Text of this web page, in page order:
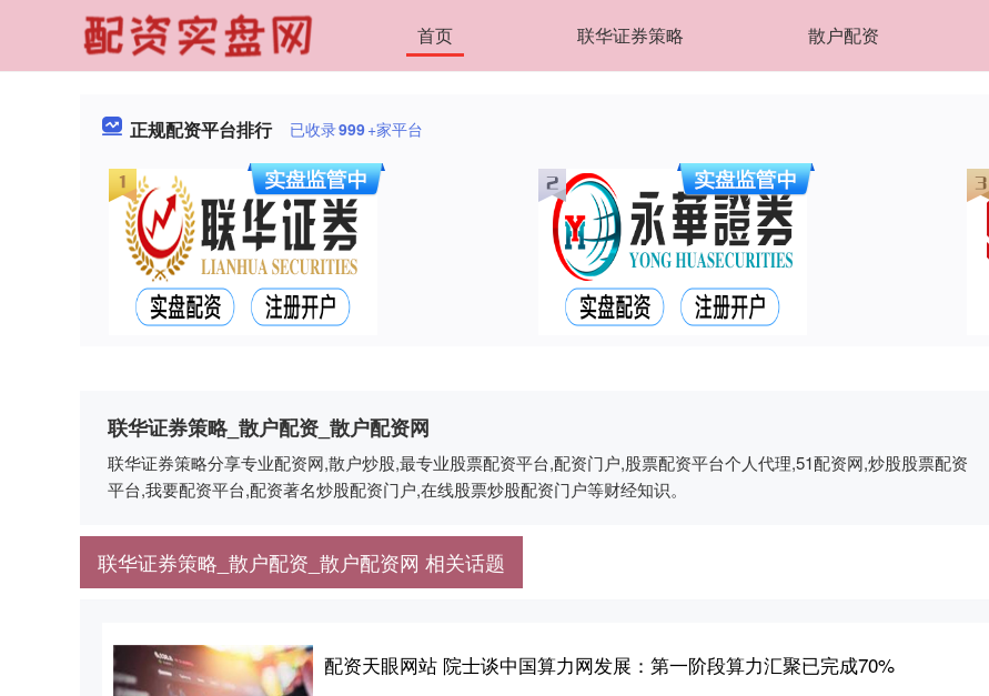
首页 联华证券策略 散户配资
正规配资平台排行 已收录999+家平台
联华证券策略_散户配资_散户配资网
联华证券策略分享专业配资网,散户炒股,最专业股票配资平台,配资门户,股票配资平台个人代理,51配资网,炒股股票配资
平台,我要配资平台,配资著名炒股配资门户,在线股票炒股配资门户等财经知识。
联华证券策略_散户配资_散户配资网 相关话题
配资天眼网站 院士谈中国算力网发展：第一阶段算力汇聚已完成70%